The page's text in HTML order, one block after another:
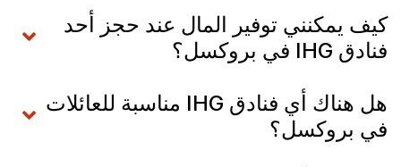
كيف يمكنني توفير المال عند حجز أحد
فنادق IHG في بروكسل؟
هل هناك أي فنادق IHG مناسبة للعائلات
في بروكسل؟